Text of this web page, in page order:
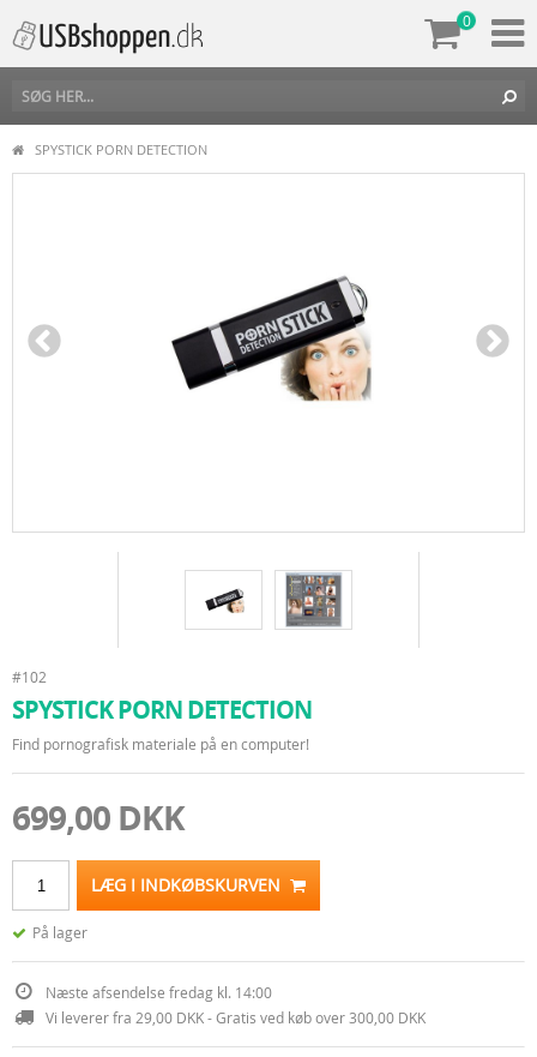
0
SPYSTICK PORN DETECTION
#102
SPYSTICK PORN DETECTION
Find pornografisk materiale på en computer!
699,00 DKK
LÆG I INDKØBSKURVEN
På lager
Næste afsendelse fredag kl. 14:00
Vi leverer fra 29,00 DKK - Gratis ved køb over 300,00 DKK